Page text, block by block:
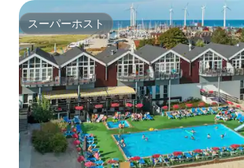
スーパーホスト
スーパーホスト